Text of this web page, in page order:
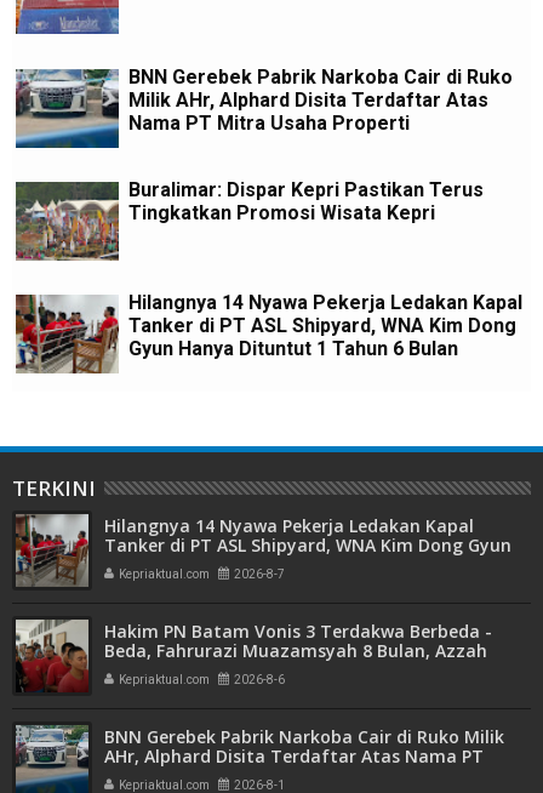
BNN Gerebek Pabrik Narkoba Cair di Ruko
Milik AHr, Alphard Disita Terdaftar Atas
Nama PT Mitra Usaha Properti
Buralimar: Dispar Kepri Pastikan Terus
Tingkatkan Promosi Wisata Kepri
Hilangnya 14 Nyawa Pekerja Ledakan Kapal
Tanker di PT ASL Shipyard, WNA Kim Dong
Gyun Hanya Dituntut 1 Tahun 6 Bulan
TERKINI
Hilangnya 14 Nyawa Pekerja Ledakan Kapal
Tanker di PT ASL Shipyard, WNA Kim Dong Gyun
Hanya Dituntut 1 Tahun 6 Bulan
Kepriaktual.com 2026-8-7
Hakim PN Batam Vonis 3 Terdakwa Berbeda -
Beda, Fahrurazi Muazamsyah 8 Bulan, Azzah
Azzurah dan Risma Divonis 2 Tahun 6 Bulan
Kepriaktual.com 2026-8-6
BNN Gerebek Pabrik Narkoba Cair di Ruko Milik
AHr, Alphard Disita Terdaftar Atas Nama PT
Mitra Usaha Properti
Kepriaktual.com 2026-8-1